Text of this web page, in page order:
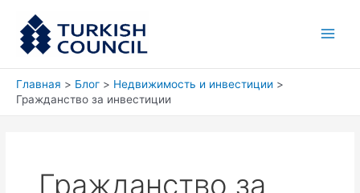
содержимому
Главная Блог
Недвижимость и инвестиции
Гражданство за инвестиции
Гражданство за